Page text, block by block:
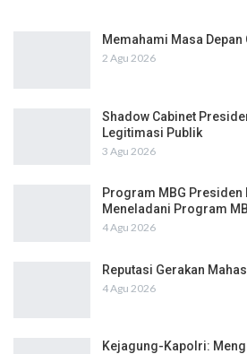
Memahami Masa
2 Agu 2026
Shadow Cabinet
Legitimasi Publik
3 Agu 2026
Program MBG Presiden
Meneladani Program
4 Agu 2026
Reputasi Gerakan
4 Agu 2026
Kejagung-Kapolri: